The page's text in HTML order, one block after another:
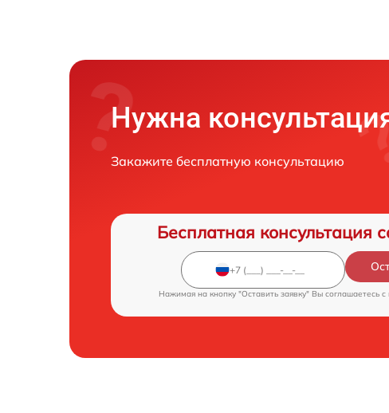
Нужна
Закажите бесплатную консультацию
Бесплатная консультация
Нажимая на кнопку "Оставить заявку" Вы соглашаетесь c